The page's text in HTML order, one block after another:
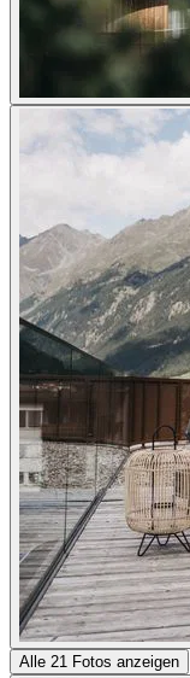
Alle 21 Fotos anzeigen